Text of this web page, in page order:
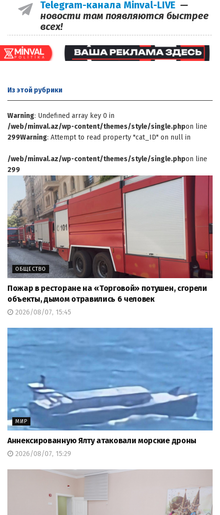
Telegram-канала Minval-LIVE —
новости там появляются быстрее
всех!
Из этой рубрики
Warning: Undefined array key 0 in
/web/minval.az/wp-content/themes/style/single.phpon line
299Warning: Attempt to read property "cat_ID" on null in
/web/minval.az/wp-content/themes/style/single.phpon line
299
ОБЩЕСТВО
Пожар в ресторане на «Торговой» потушен, сгорели
объекты, дымом отравились 6 человек
2026/08/07, 15:45
МИР
Аннексированную Ялту атаковали морские дроны
2026/08/07, 15:29